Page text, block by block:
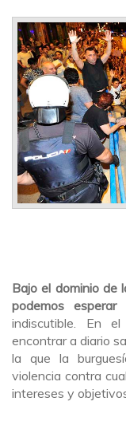
Bajo el dominio de
podemos esperar
indiscutible. En
encontrar a diario
la que la
violencia contra
intereses y